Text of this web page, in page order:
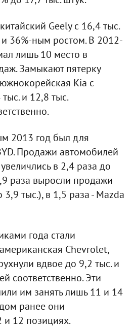
Geely c 16,4 тыс.
36%-ным ростом. В 2012-
лишь 10 место в
Замыкают пятерку
Kia с
и 12,8 тыс.
2013 год был для
Продажи автомобилей
в 2,4 раза до
раза выросли продажи
тыс.), в 1,5 раза - Mazda
года стали
Chevrolet,
вдвое до 9,2 тыс. и
соответственно. Эти
им занять лишь 11 и 14
ранее они
и 12 позициях.